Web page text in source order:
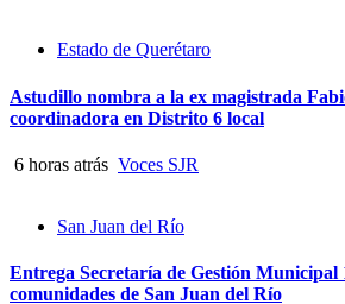
Estado de Querétaro
Astudillo nombra a la ex magistrada
coordinadora en Distrito 6 local
6 horas atrás Voces SJR
San Juan del Río
Entrega Secretaría de Gestión Municipal
comunidades de San Juan del Río